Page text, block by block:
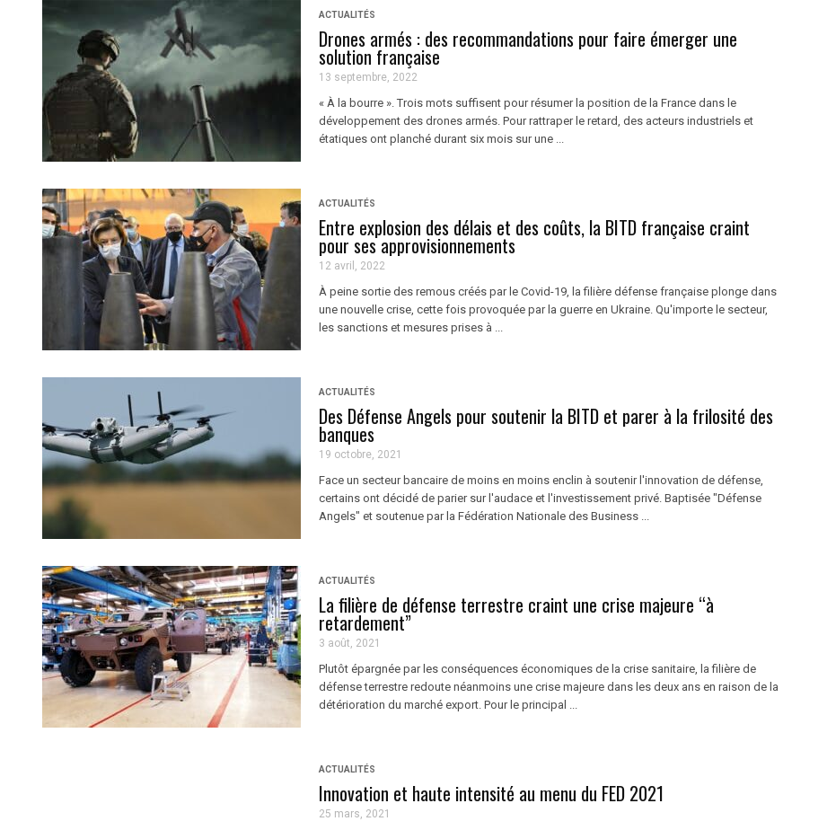
ACTUALITÉS
Drones armés : des recommandations pour faire émerger une
solution française
13 septembre, 2022
« À la bourre ». Trois mots suffisent pour résumer la position de la France dans le
développement des drones armés. Pour rattraper le retard, des acteurs industriels et
étatiques ont planché durant six mois sur une ...
ACTUALITÉS
Entre explosion des délais et des coûts, la BITD française craint
pour ses approvisionnements
12 avril, 2022
À peine sortie des remous créés par le Covid-19, la filière défense française plonge dans
une nouvelle crise, cette fois provoquée par la guerre en Ukraine. Qu'importe le secteur,
les sanctions et mesures prises à ...
ACTUALITÉS
Des Défense Angels pour soutenir la BITD et parer à la frilosité des
banques
19 octobre, 2021
Face un secteur bancaire de moins en moins enclin à soutenir l'innovation de défense,
certains ont décidé de parier sur l'audace et l'investissement privé. Baptisée "Défense
Angels" et soutenue par la Fédération Nationale des Business ...
ACTUALITÉS
La filière de défense terrestre craint une crise majeure “à
retardement”
3 août, 2021
Plutôt épargnée par les conséquences économiques de la crise sanitaire, la filière de
défense terrestre redoute néanmoins une crise majeure dans les deux ans en raison de la
détérioration du marché export. Pour le principal ...
ACTUALITÉS
Innovation et haute intensité au menu du FED 2021
25 mars, 2021